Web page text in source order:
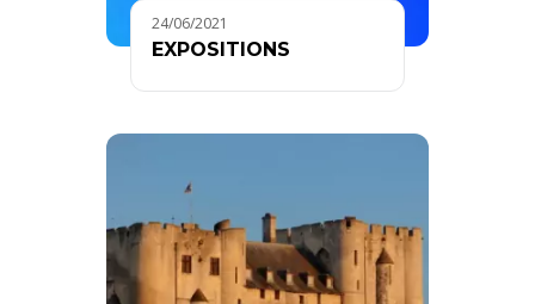
24/06/2021
EXPOSITIONS